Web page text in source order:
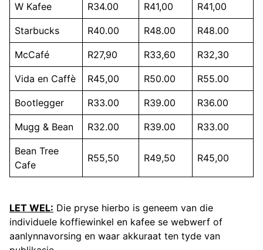
W Kafee R34.00 R41,00 R41,00
Starbucks R40.00 R48.00 R48.00
McCafé R27,90 R33,60 R32,30
Vida en Caffè R45,00 R50.00 R55.00
Bootlegger R33.00 R39.00 R36.00
Mugg & Bean R32.00 R39.00 R33.00
Bean Tree
Cafe
R55,50 R49,50 R45,00
LET WEL: Die pryse hierbo is geneem van die
individuele koffiewinkel en kafee se webwerf of
aanlynnavorsing en waar akkuraat ten tyde van